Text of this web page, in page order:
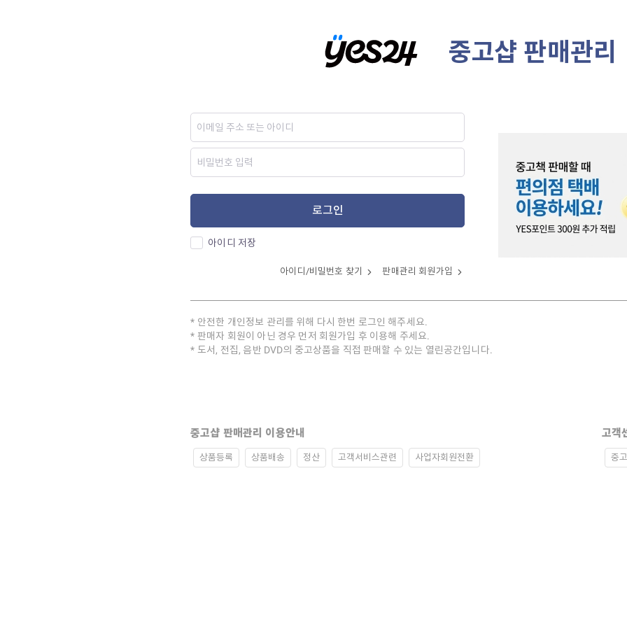
중고샵 판매관리
로그인
아이디 저장
아이디/비밀번호 찾기 판매관리 회원가입
안전한 개인정보 관리를 위해 다시 한번 로그인 해주세요.
판매자 회원이 아닌 경우 먼저 회원가입 후 이용해 주세요.
도서, 전집, 음반 DVD의 중고상품을 직접 판매할 수 있는 열린공간입니다.
중고샵 판매관리 이용안내
상품등록 상품배송 정산 고객서비스관련 사업자회원전환
고객
중